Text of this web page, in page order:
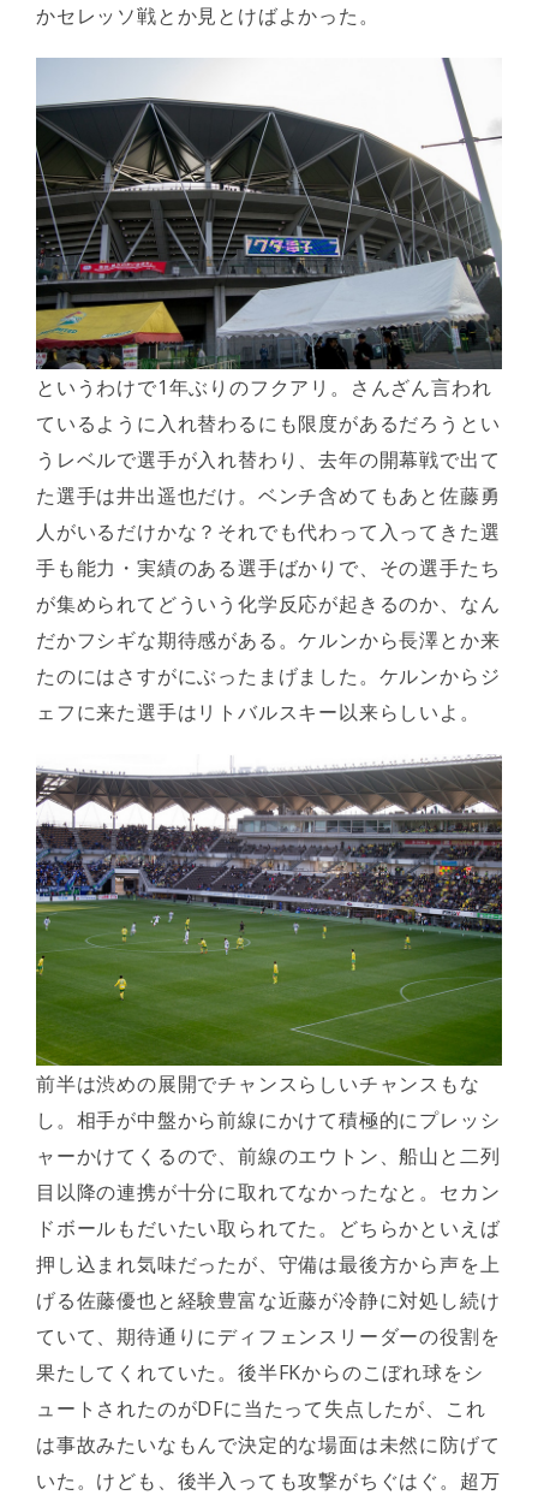
かセレッソ戦とか見とけばよかった。
というわけで1年ぶりのフクアリ。さんざん言われ
ているように入れ替わるにも限度があるだろうとい
うレベルで選手が入れ替わり、去年の開幕戦で出て
た選手は井出遥也だけ。ベンチ含めてもあと佐藤勇
人がいるだけかな？それでも代わって入ってきた選
手も能力・実績のある選手ばかりで、その選手たち
が集められてどういう化学反応が起きるのか、なん
だかフシギな期待感がある。ケルンから長澤とか来
たのにはさすがにぶったまげました。ケルンからジ
ェフに来た選手はリトバルスキー以来らしいよ。
前半は渋めの展開でチャンスらしいチャンスもな
し。相手が中盤から前線にかけて積極的にプレッシ
ャーかけてくるので、前線のエウトン、船山と二列
目以降の連携が十分に取れてなかったなと。セカン
ドボールもだいたい取られてた。どちらかといえば
押し込まれ気味だったが、守備は最後方から声を上
げる佐藤優也と経験豊富な近藤が冷静に対処し続け
ていて、期待通りにディフェンスリーダーの役割を
果たしてくれていた。後半FKからのこぼれ球をシ
ュートされたのがDFに当たって失点したが、これ
は事故みたいなもんで決定的な場面は未然に防げて
いた。けども、後半入っても攻撃がちぐはぐ。超万